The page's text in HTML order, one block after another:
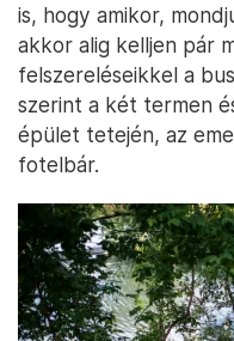
is, hogy amikor,
akkor alig kelljen pár
felszereléseikkel a
szerint a két termen
épület tetején, az
fotelbár.